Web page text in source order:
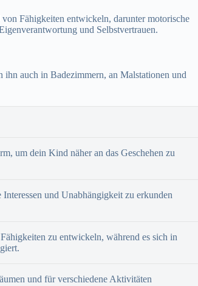
Fähigkeiten entwickeln, darunter motorische
und Selbstvertrauen.
auch in Badezimmern, an Malstationen und
um dein Kind näher an das Geschehen zu
und Unabhängigkeit zu erkunden
zu entwickeln, während es sich in
und für verschiedene Aktivitäten